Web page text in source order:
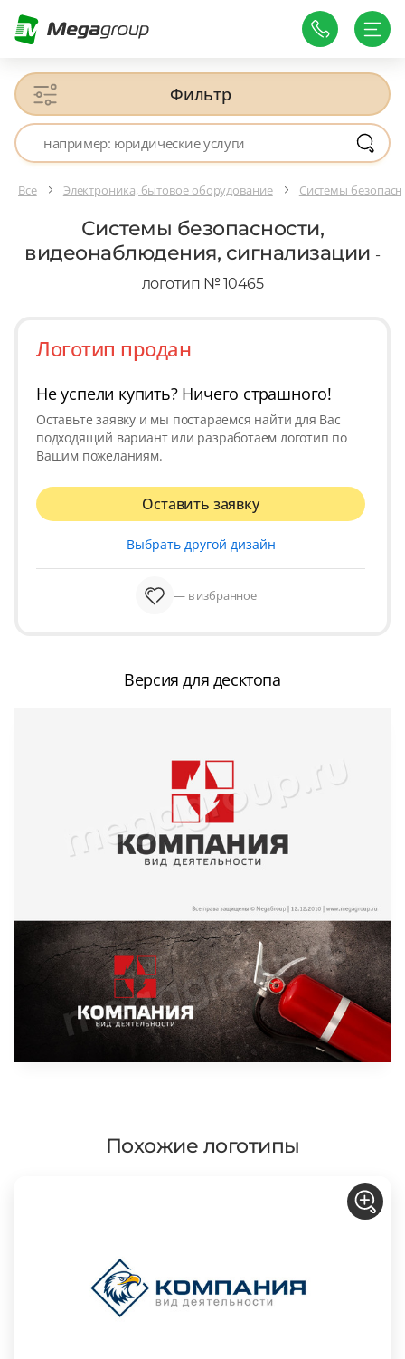
Фильтр
Все Электроника, бытовое оборудование Системы
Системы безопасности,
видеонаблюдения, сигнализации -
логотип № 10465
Логотип продан
Не успели купить? Ничего страшного!
Оставьте заявку и мы постараемся найти для Вас
подходящий вариант или разработаем логотип по
Вашим пожеланиям.
Оставить заявку
Выбрать другой дизайн
— в избранное
Версия для десктопа
Похожие логотипы